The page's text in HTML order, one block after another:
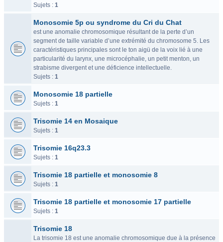
Sujets : 1
Monosomie 5p ou syndrome du Cri du Chat
est une anomalie chromosomique résultant de la perte d’un
segment de taille variable d’une extrémité du chromosome 5. Les
caractéristiques principales sont le ton aigü de la voix lié à une
particularité du larynx, une microcéphalie, un petit menton, un
strabisme divergent et une déficience intellectuelle.
Sujets : 1
Monosomie 18 partielle
Sujets : 1
Trisomie 14 en Mosaique
Sujets : 1
Trisomie 16q23.3
Sujets : 1
Trisomie 18 partielle et monosomie 8
Sujets : 1
Trisomie 18 partielle et monosomie 17 partielle
Sujets : 1
Trisomie 18
La trisomie 18 est une anomalie chromosomique due à la présence